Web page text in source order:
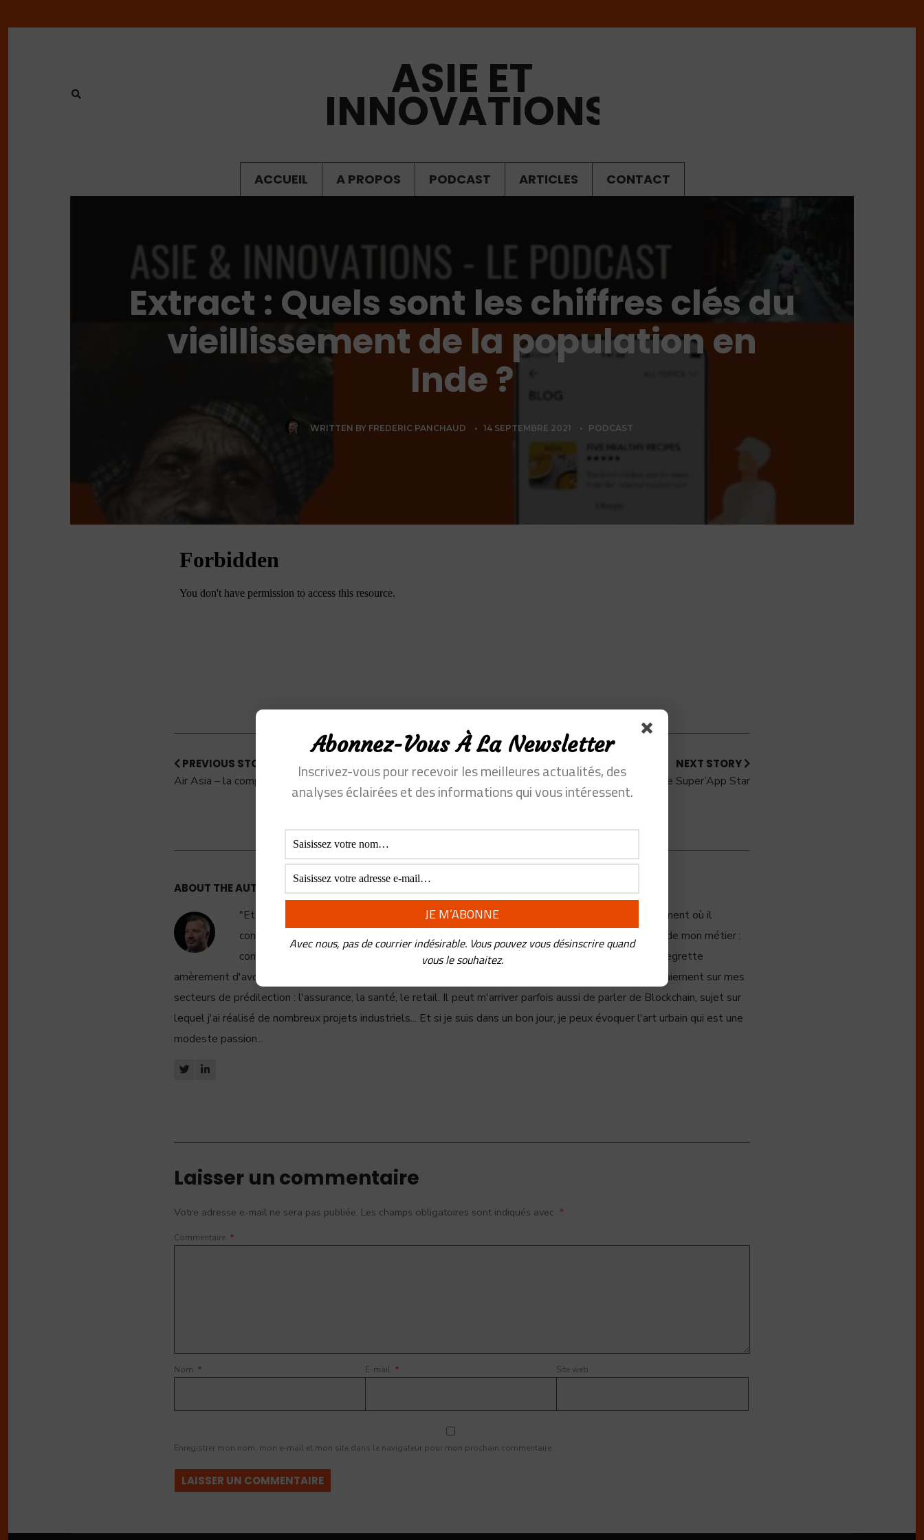
ASIE ET
INNOVATIONS
ACCUEIL A PROPOS PODCAST ARTICLES CONTACT
Extract : Quels sont les chiffres clés du
vieillissement de la population en
Inde ?
WRITTEN BY FREDERIC PANCHAUD • 14 SEPTEMBRE 2021 • PODCAST
PREVIOUS STORY
Air Asia – la compagnie aérienne qui défie Netflix
NEXT STORY
Air Asia – la future Super’App Star
ABOUT THE AUTHOR:
"Et sinon à part tes podcasts ?" ...Voila la phrase qui indique dans une conversation le moment où il
convient de raconter autre chose à mon interlocuteur qui s'ennuie. Je peux alors lui parler de mon métier :
consultant en transformation digitale et organisationnelle... A ce stade, normalement, il regrette
amèrement d'avoir changé de sujet... Mais parfois, il poursuit sur ce sujet et nous nous devisons alors gaiement sur mes
secteurs de prédilection : l'assurance, la santé, le retail. Il peut m'arriver parfois aussi de parler de Blockchain, sujet sur
lequel j'ai réalisé de nombreux projets industriels... Et si je suis dans un bon jour, je peux évoquer l'art urbain qui est une
modeste passion...
Laisser un commentaire
Votre adresse e-mail ne sera pas publiée. Les champs obligatoires sont indiqués avec *
Commentaire *
Nom * E-mail * Site web
Enregistrer mon nom, mon e-mail et mon site dans le navigateur pour mon prochain commentaire.
Abonnez-Vous À La Newsletter
Inscrivez-vous pour recevoir les meilleures actualités, des
analyses éclairées et des informations qui vous intéressent.
Avec nous, pas de courrier indésirable. Vous pouvez vous désinscrire quand
vous le souhaitez.